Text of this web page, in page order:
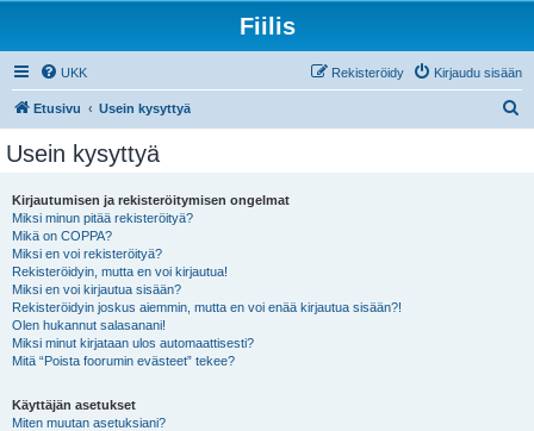
Fiilis
UKK Kirjaudu sisään
Rekisteröidy
Etusivu Usein kysyttyä
Usein kysyttyä
Kirjautumisen ja rekisteröitymisen ongelmat
Miksi minun pitää rekisteröityä?
Mikä on COPPA?
Miksi en voi rekisteröityä?
Rekisteröidyin, mutta en voi kirjautua!
Miksi en voi kirjautua sisään?
Rekisteröidyin joskus aiemmin, mutta en voi enää kirjautua sisään?!
Olen hukannut salasanani!
Miksi minut kirjataan ulos automaattisesti?
Mitä “Poista foorumin evästeet” tekee?
Käyttäjän asetukset
Miten muutan asetuksiani?